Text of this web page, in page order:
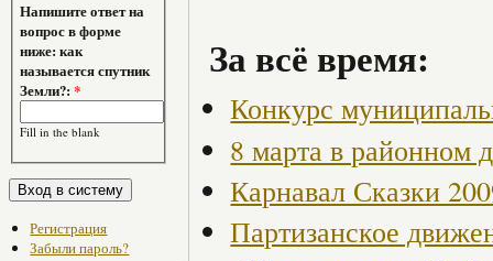
Напишите ответ на
вопрос в форме
ниже: как
называется спутник
Земли?:*
Fill in the blank
Регистрация
Забыли пароль?
За всё время:
Конкурс
8 марта в районном
Карнавал Сказки
Партизанское